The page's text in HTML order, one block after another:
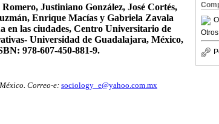
Otros
Justiniano González, José Cortés,
Enrique Macías y Gabriela Zavala
en las ciudades, Centro Universitario de
Universidad de Guadalajara, México,
978-607-450-881-9.
Correo-e: sociology_e@yahoo.com.mx